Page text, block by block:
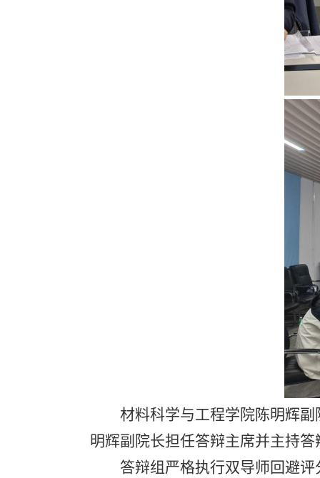
材料科学与工程学院陈明辉
明辉副院长担任答辩主席并主持答
答辩组严格执行双导师回避